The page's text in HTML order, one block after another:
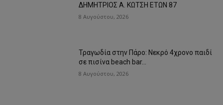
ΔΗΜΗΤΡΙΟΣ Α. ΚΩΤΣΗ ΕΤΩΝ 87
8 Αυγούστου, 2026
Τραγωδία στην Πάρο: Νεκρό 4χρονο παιδί
σε πισίνα beach bar…
8 Αυγούστου, 2026